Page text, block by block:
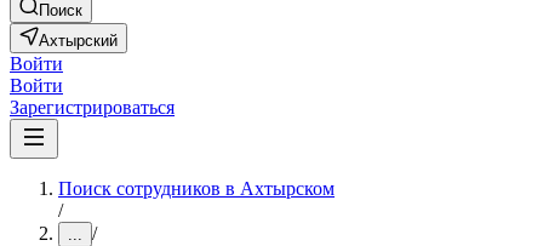
Поиск
Ахтырский
Войти
Войти
Зарегистрироваться
Поиск сотрудников в Ахтырском
/
... /